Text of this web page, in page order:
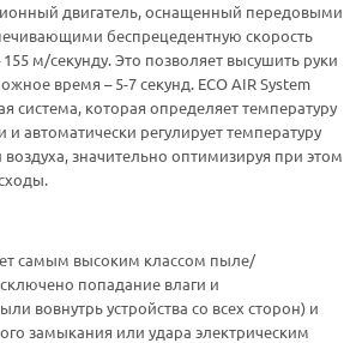
двигатель, оснащенный передовыми
беспрецедентную скорость
м/секунду. Это позволяет высушить руки
время – 5-7 секунд. ECO AIR System
система, которая определяет температуру
автоматически регулирует температуру
значительно оптимизируя при этом
самым высоким классом пыле/
попадание влаги и
вовнутрь устройства со всех сторон) и
замыкания или удара электрическим